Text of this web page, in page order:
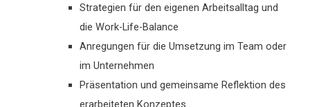
Strategien für den eigenen Arbeitsalltag und
die Work-Life-Balance
Anregungen für die Umsetzung im Team oder
im Unternehmen
Präsentation und gemeinsame Reflektion des
erarbeiteten Konzeptes